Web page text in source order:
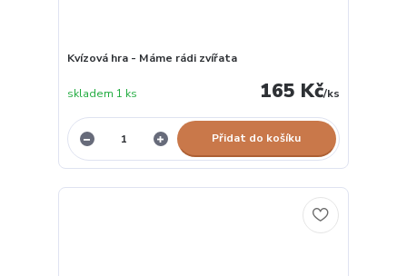
Kvízová hra - Máme rádi zvířata
165 Kč/ks
skladem 1 ks
Přidat do košíku